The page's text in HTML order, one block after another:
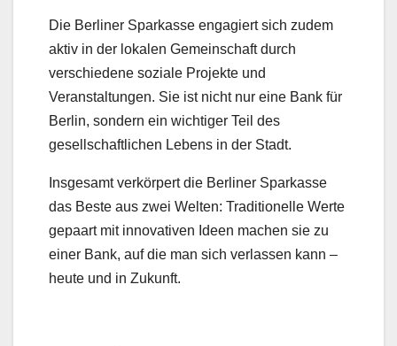
Die Berliner Sparkasse engagiert sich zudem
aktiv in der lokalen Gemeinschaft durch
verschiedene soziale Projekte und
Veranstaltungen. Sie ist nicht nur eine Bank für
Berlin, sondern ein wichtiger Teil des
gesellschaftlichen Lebens in der Stadt.
Insgesamt verkörpert die Berliner Sparkasse
das Beste aus zwei Welten: Traditionelle Werte
gepaart mit innovativen Ideen machen sie zu
einer Bank, auf die man sich verlassen kann –
heute und in Zukunft.